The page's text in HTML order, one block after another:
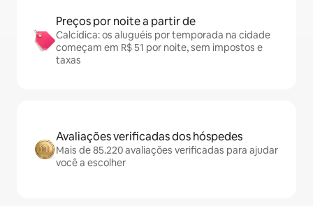
Preços por noite a partir de
Calcídica: os aluguéis por temporada na cidade
começam em R$ 51 por noite, sem impostos e
taxas
Avaliações verificadas dos hóspedes
Mais de 85.220 avaliações verificadas para ajudar
você a escolher